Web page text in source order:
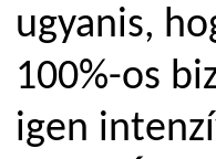
ugyanis,
100%-os
igen